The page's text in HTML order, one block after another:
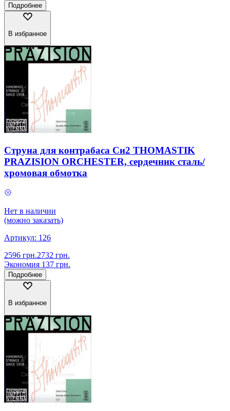
Подробнее
В избранное
Струна для контрабаса Си2 THOMASTIK
PRAZISION ORCHESTER, сердечник сталь/
хромовая обмотка
Нет в наличии
(можно заказать)
Артикул: 126
2596 грн.2732 грн.
Экономия 137 грн.
Подробнее
В избранное